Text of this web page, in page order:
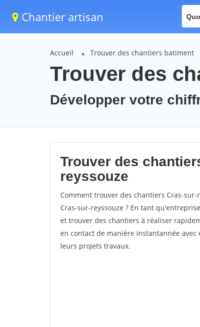
Chantier artisan
Accueil Trouver des chantiers batiment
Trouver des
Développer votre
Trouver des
reyssouze
Comment trouver des chantiers Cras-
Cras-sur-reyssouze ? En tant
et trouver des chantiers à réaliser
en contact de manière instantannée
leurs projets travaux.